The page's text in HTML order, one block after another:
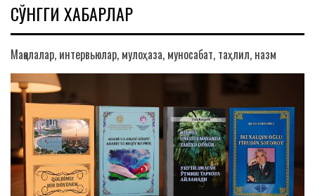
СЎНГГИ ХАБАРЛАР
Мақолалар, интервьюлар, мулоҳаза, муносабат, таҳлил, назм